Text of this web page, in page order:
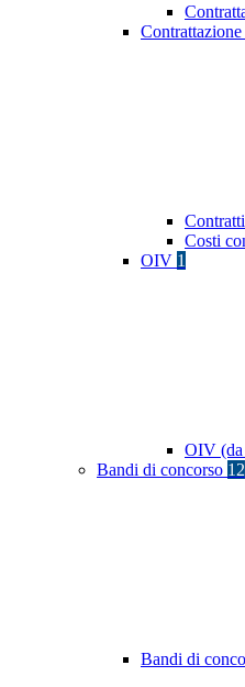
Costi
OIV 1
OIV (da
Bandi di concorso 12
Bandi di